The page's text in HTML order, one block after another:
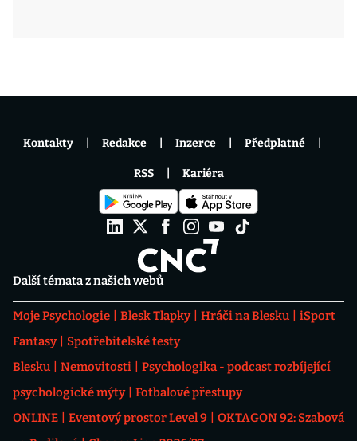
Další témata z našich webů
Moje Psychologie Blesk Tlapky Hráči na Blesku
iSport
Fantasy
Spotřebitelské testy
Blesku
Nemovitosti
Psychologika - podcast rozbíjející
psychologické mýty
Fotbalové přestupy
ONLINE
Eventový prostor Level 9
OKTAGON 92: Szabová
Kontakty Redakce Inzerce Předplatné
RSS Kariéra